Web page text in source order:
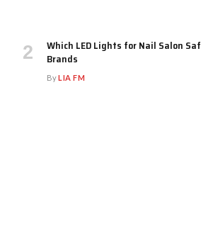
Which LED Lights for Nail Salon
Brands
ByLIA FM